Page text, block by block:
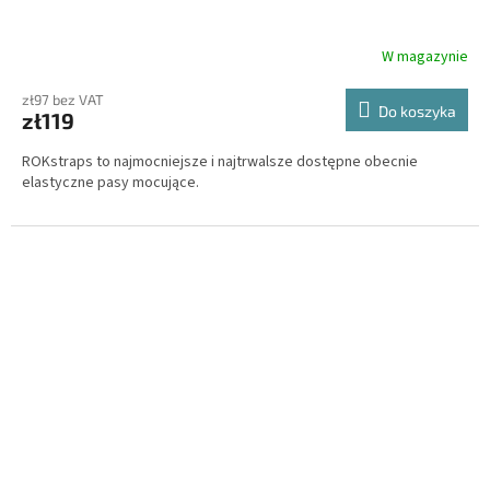
W magazynie
zł97 bez VAT
zł119 Do koszyka
ROKstraps to najmocniejsze i najtrwalsze dostępne obecnie
elastyczne pasy mocujące.